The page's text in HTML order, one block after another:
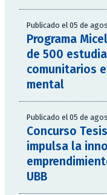
Publicado el 05 de
Programa
de 500
comunitarios
mental
Publicado el 05 de
Concurso
impulsa la
UBB